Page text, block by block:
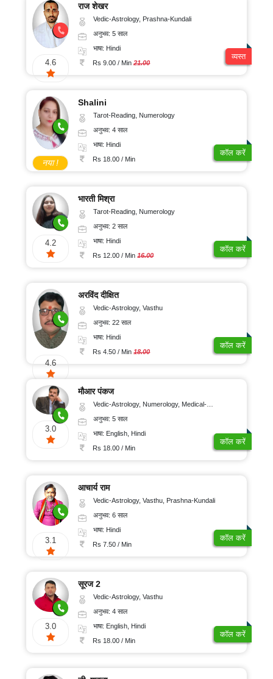
4.6
राज शेखर
Vedic-Astrology, Prashna-Kundali
अनुभव: 5 साल
भाषा: Hindi
Rs 9.00 / Min21.00
व्यस्त
नया !
Shalini
Tarot-Reading, Numerology
अनुभव: 4 साल
भाषा: Hindi
Rs 18.00 / Min
कॉल करें
4.2
भारती मिश्रा
Tarot-Reading, Numerology
अनुभव: 2 साल
भाषा: Hindi
Rs 12.00 / Min16.00
कॉल करें
4.6
अरविंद दीक्षित
Vedic-Astrology, Vasthu
अनुभव: 22 साल
भाषा: Hindi
Rs 4.50 / Min18.00
कॉल करें
3.0
मौआर पंकज
Vedic-Astrology, Numerology, Medical-Astrology
अनुभव: 5 साल
भाषा: English, Hindi
Rs 18.00 / Min
कॉल करें
3.1
आचार्य राम
Vedic-Astrology, Vasthu, Prashna-Kundali
अनुभव: 6 साल
भाषा: Hindi
Rs 7.50 / Min
कॉल करें
3.0
सूरज 2
Vedic-Astrology, Vasthu
अनुभव: 4 साल
भाषा: English, Hindi
Rs 18.00 / Min
कॉल करें